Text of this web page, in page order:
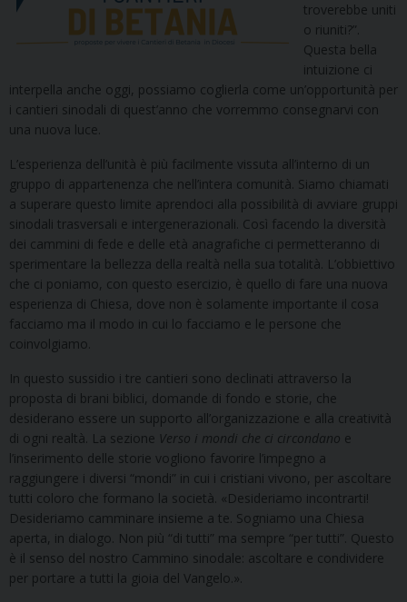
troverebbe uniti
o riuniti?”.
Questa bella
intuizione ci
interpella anche oggi, possiamo coglierla come un’opportunità per
i cantieri sinodali di quest’anno che vorremmo consegnarvi con
una nuova luce.
L’esperienza dell’unità è più facilmente vissuta all’interno di un
gruppo di appartenenza che nell’intera comunità. Siamo chiamati
a superare questo limite aprendoci alla possibilità di avviare gruppi
sinodali trasversali e intergenerazionali. Così facendo la diversità
dei cammini di fede e delle età anagrafiche ci permetteranno di
sperimentare la bellezza della realtà nella sua totalità. L’obbiettivo
che ci poniamo, con questo esercizio, è quello di fare una nuova
esperienza di Chiesa, dove non è solamente importante il cosa
facciamo ma il modo in cui lo facciamo e le persone che
coinvolgiamo.
In questo sussidio i tre cantieri sono declinati attraverso la
proposta di brani biblici, domande di fondo e storie, che
desiderano essere un supporto all’organizzazione e alla creatività
di ogni realtà. La sezione Verso i mondi che ci circondano e
l’inserimento delle storie vogliono favorire l’impegno a
raggiungere i diversi “mondi” in cui i cristiani vivono, per ascoltare
tutti coloro che formano la società. «Desideriamo incontrarti!
Desideriamo camminare insieme a te. Sogniamo una Chiesa
aperta, in dialogo. Non più “di tutti” ma sempre “per tutti”. Questo
è il senso del nostro Cammino sinodale: ascoltare e condividere
per portare a tutti la gioia del Vangelo.».